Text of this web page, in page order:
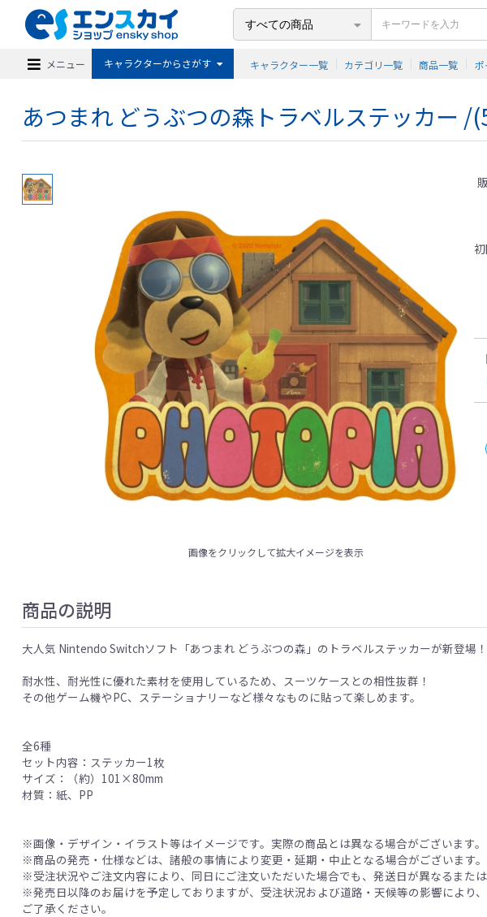
メニュー キャラクターからさがす キャラクター一覧 カテゴリ一覧 商品一覧 ポ
あつまれ どうぶつの森トラベルステッカー /
画像をクリックして拡大イメージを表示
商品の説明
大人気 Nintendo Switchソフト「あつまれ どうぶつの森」のトラベルステッカーが新登場！
耐水性、耐光性に優れた素材を使用しているため、スーツケースとの相性抜群！
その他ゲーム機やPC、ステーショナリーなど様々なものに貼って楽しめます。
全6種
セット内容：ステッカー1枚
サイズ：（約）101×80mm
材質：紙、PP
※画像・デザイン・イラスト等はイメージです。実際の商品とは異なる場合がございます。
※商品の発売・仕様などは、諸般の事情により変更・延期・中止となる場合がございます。
※受注状況やご注文内容により、同日にご注文いただいた場合でも、発送日が異なるまたは
※発売日以降のお届けを予定しておりますが、受注状況および道路・天候等の影響により
ご了承ください。